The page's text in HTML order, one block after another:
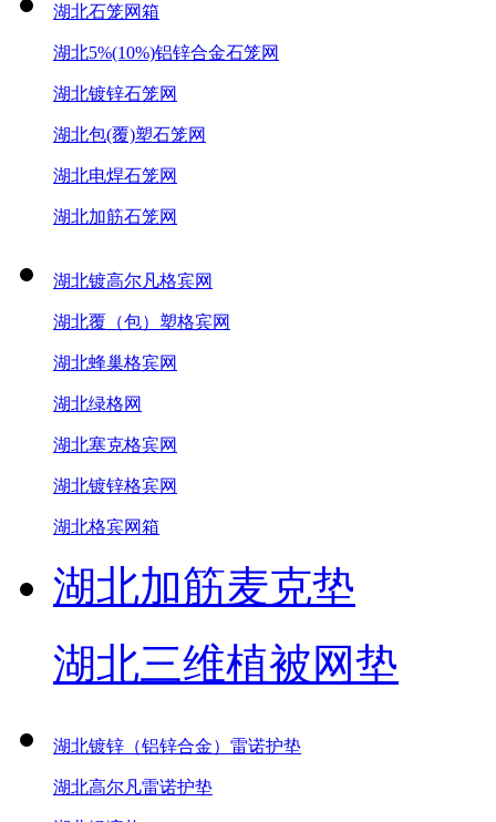
湖北石笼网箱
湖北5%(10%)铝锌合金石笼网
湖北镀锌石笼网
湖北包(覆)塑石笼网
湖北电焊石笼网
湖北加筋石笼网
湖北镀高尔凡格宾网
湖北覆（包）塑格宾网
湖北蜂巢格宾网
湖北绿格网
湖北塞克格宾网
湖北镀锌格宾网
湖北格宾网箱
湖北加筋麦克垫
湖北三维植被网垫
湖北镀锌（铝锌合金）雷诺护垫
湖北高尔凡雷诺护垫